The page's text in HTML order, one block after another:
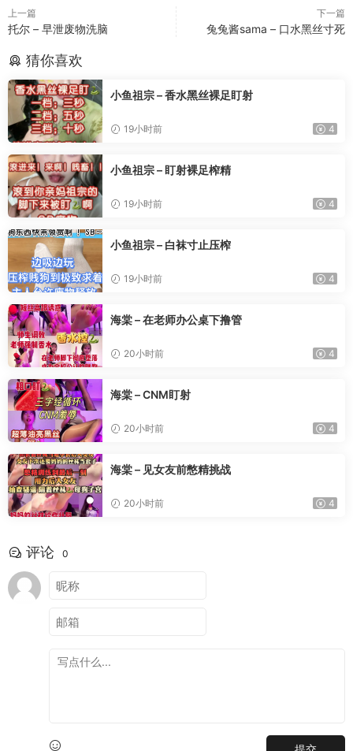
上一篇
托尔 – 早泄废物洗脑
下一篇
兔兔酱sama – 口水黑丝寸死
猜你喜欢
小鱼祖宗 – 香水黑丝裸足盯射
19小时前 4
小鱼祖宗 – 盯射裸足榨精
19小时前 4
小鱼祖宗 – 白袜寸止压榨
19小时前 4
海棠 – 在老师办公桌下撸管
20小时前 4
海棠 – CNM盯射
20小时前 4
海棠 – 见女友前憋精挑战
20小时前 4
评论 0